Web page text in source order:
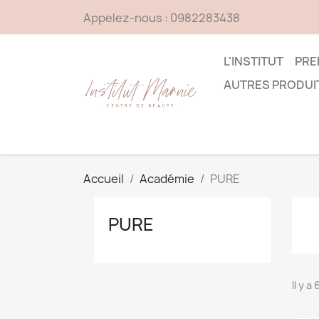
Appelez-nous : 0982283438
L'INSTITUT
AUTRES
Accueil Académie PURE
PURE
Il y a